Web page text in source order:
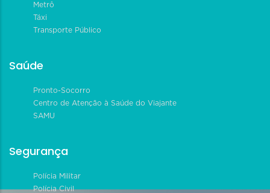
Metrô
Táxi
Transporte Público
Saúde
Pronto-Socorro
Centro de Atenção à Saúde do Viajante
SAMU
Segurança
Polícia Militar
Polícia Civil